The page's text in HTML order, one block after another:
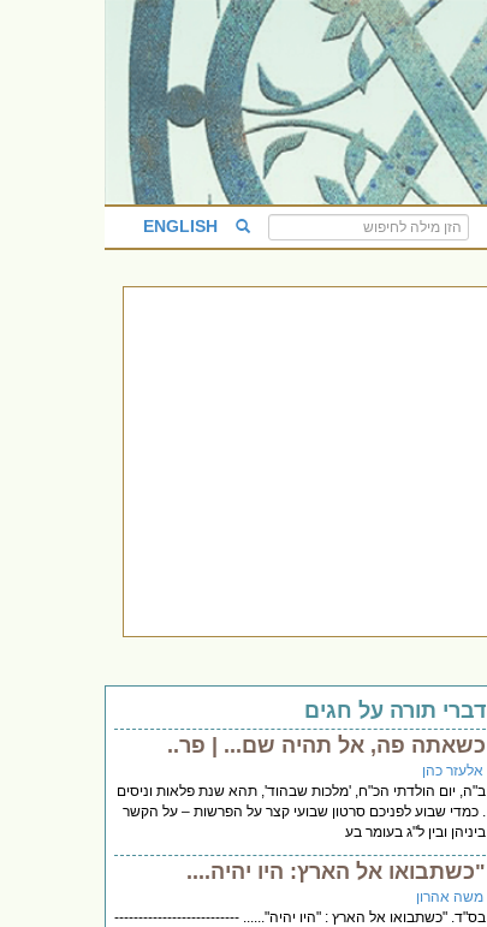
ENGLISH
דברי תורה על חגים
כשאתה פה, אל תהיה שם... | פר..
אלעזר כהן
ב"ה, יום הולדתי הכ"ח, 'מלכות שבהוד', תהא שנת פלאות וניסים
. כמדי שבוע לפניכם סרטון שבועי קצר על הפרשות – על הקשר
ביניהן ובין ל"ג בעומר בע
"כשתבואו אל הארץ: היו יהיה....
משה אהרון
בס"ד. "כשתבואו אל הארץ : "היו יהיה"...... --------------------------